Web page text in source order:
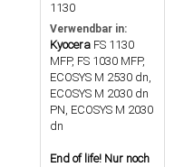
1130
Verwendbar in:
Kyocera FS 1130
MFP, FS 1030 MFP,
ECOSYS M 2530 dn,
ECOSYS M 2030 dn
PN, ECOSYS M 2030
dn
End of life! Nur noch